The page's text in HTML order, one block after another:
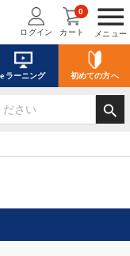
menu
メニュー
ログイン カート
0
eラーニング 初めての方へ
search